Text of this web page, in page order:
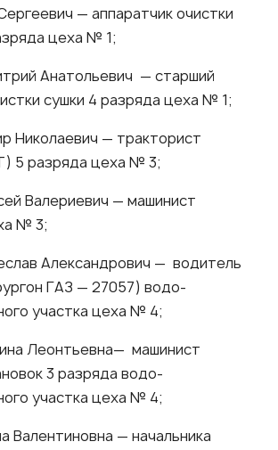
— аппаратчик очистки
цеха № 1;
Анатольевич — старший
сушки 4 разряда цеха № 1;
Николаевич — тракторист
5 разряда цеха № 3;
Валериевич — машинист
№ 3;
Александрович — водитель
ГАЗ — 27057) водо-
участка цеха № 4;
Леонтьевна— машинист
3 разряда водо-
участка цеха № 4;
Валентиновна — начальника